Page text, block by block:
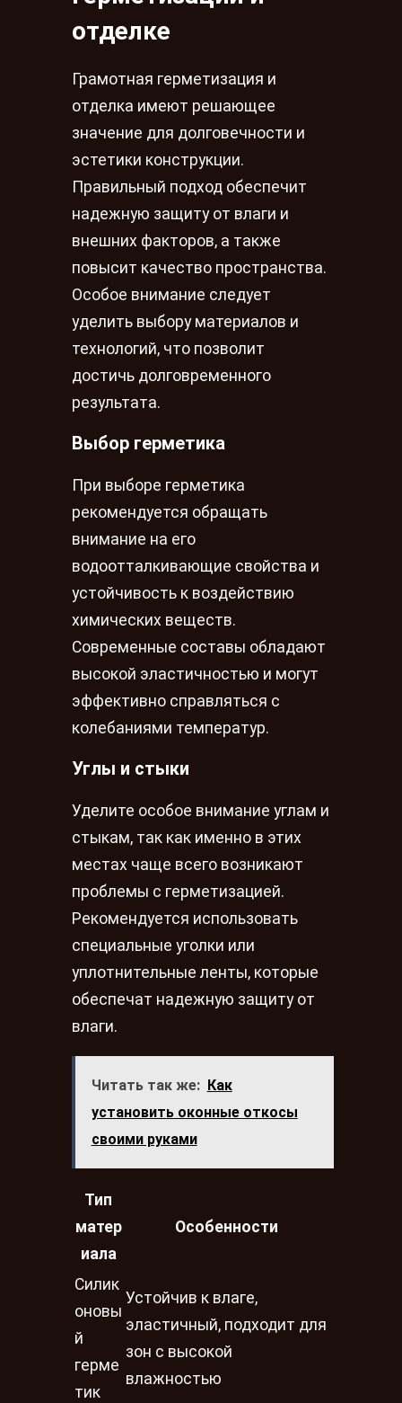
отделке
Грамотная герметизация и
отделка имеют решающее
значение для долговечности и
эстетики конструкции.
Правильный подход обеспечит
надежную защиту от влаги и
внешних факторов, а также
повысит качество пространства.
Особое внимание следует
уделить выбору материалов и
технологий, что позволит
достичь долговременного
результата.
Выбор герметика
При выборе герметика
рекомендуется обращать
внимание на его
водоотталкивающие свойства и
устойчивость к воздействию
химических веществ.
Современные составы обладают
высокой эластичностью и могут
эффективно справляться с
колебаниями температур.
Углы и стыки
Уделите особое внимание углам и
стыкам, так как именно в этих
местах чаще всего возникают
проблемы с герметизацией.
Рекомендуется использовать
специальные уголки или
уплотнительные ленты, которые
обеспечат надежную защиту от
влаги.
Читать так же: Как
установить оконные откосы
своими руками
Тип
матер
иала
Особенности
Силик
оновы
й
герме
тик
Устойчив к влаге,
эластичный, подходит для
зон с высокой
влажностью